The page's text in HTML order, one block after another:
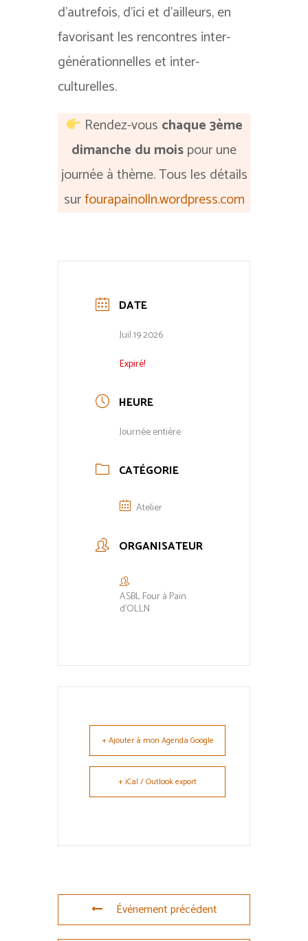
d’autrefois, d’ici et d’ailleurs, en
favorisant les rencontres inter-
générationnelles et inter-
culturelles.
Rendez-vous chaque 3ème
dimanche du moispour une
journée à thème. Tous les détails
surfourapainolln.wordpress.com
DATE
Juil 19 2026
Expiré!
HEURE
Journée entière
CATÉGORIE
Atelier
ORGANISATEUR
ASBL Four à Pain
d’OLLN
+ Ajouter à mon Agenda Google
+ iCal / Outlook export
Événement précédent